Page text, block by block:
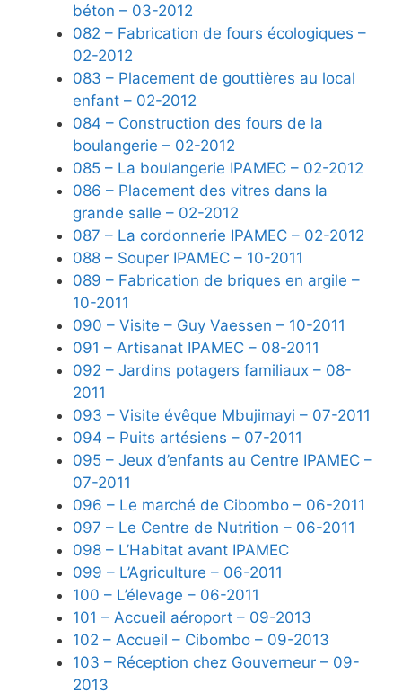
béton – 03-2012
082 – Fabrication de fours écologiques –
02-2012
083 – Placement de gouttières au local
enfant – 02-2012
084 – Construction des fours de la
boulangerie – 02-2012
085 – La boulangerie IPAMEC – 02-2012
086 – Placement des vitres dans la
grande salle – 02-2012
087 – La cordonnerie IPAMEC – 02-2012
088 – Souper IPAMEC – 10-2011
089 – Fabrication de briques en argile –
10-2011
090 – Visite – Guy Vaessen – 10-2011
091 – Artisanat IPAMEC – 08-2011
092 – Jardins potagers familiaux – 08-
2011
093 – Visite évêque Mbujimayi – 07-2011
094 – Puits artésiens – 07-2011
095 – Jeux d’enfants au Centre IPAMEC –
07-2011
096 – Le marché de Cibombo – 06-2011
097 – Le Centre de Nutrition – 06-2011
098 – L’Habitat avant IPAMEC
099 – L’Agriculture – 06-2011
100 – L’élevage – 06-2011
101 – Accueil aéroport – 09-2013
102 – Accueil – Cibombo – 09-2013
103 – Réception chez Gouverneur – 09-
2013